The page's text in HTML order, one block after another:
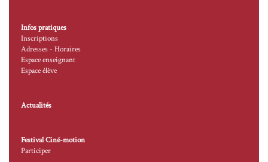
Infos pratiques
Inscriptions
Adresses - Horaires
Espace enseignant
Espace élève
Actualités
Festival Ciné-motion
Participer